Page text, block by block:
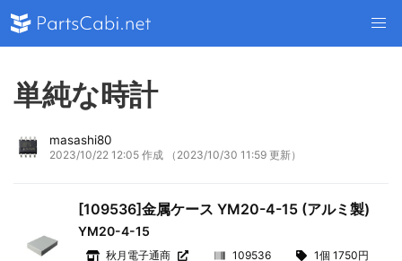
単純な時計
masashi80
2023/10/22 12:05 作成 （2023/10/30 11:59 更新）
[109536]金属ケース YM20-4-15 (アルミ製)
YM20-4-15
秋月電子通商 109536 1個 1750円